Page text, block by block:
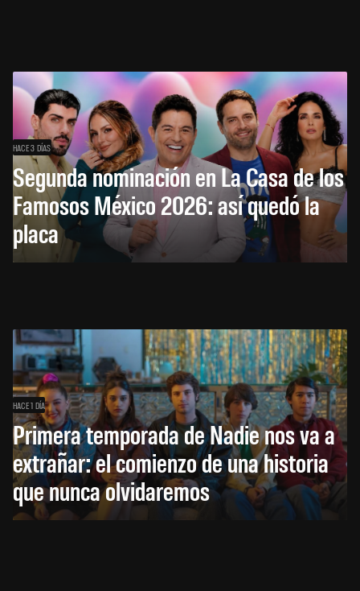
HACE 3 DÍAS
Segunda nominación en La Casa de los
Famosos México 2026: así quedó la
placa
HACE 1 DÍA
Primera temporada de Nadie nos va a
extrañar: el comienzo de una historia
que nunca olvidaremos